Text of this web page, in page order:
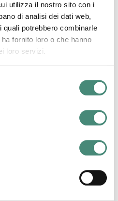
utilizza il nostro sito con i
di analisi dei dati web,
potrebbero combinarle
fornito loro o che hanno
loro servizi.